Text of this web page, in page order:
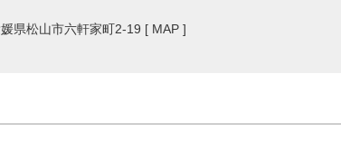
県松山市六軒家町2-19 [ MAP ]